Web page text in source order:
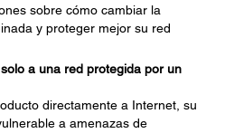
sobre cómo cambiar la
y proteger mejor su red
a una red protegida por un
directamente a Internet, su
a amenazas de